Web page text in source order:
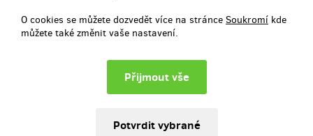
O cookies se můžete dozvedět více na stránce Soukromí kde
můžete také změnit vaše nastavení.
Doručení odměny: na poštovní adresu, do měsíce po ukončení
projektu na Hithitu